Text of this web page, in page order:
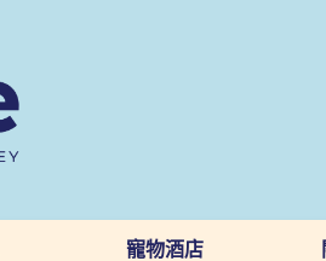
寵物酒店